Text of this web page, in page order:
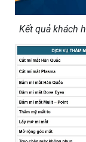
Kết quả khách